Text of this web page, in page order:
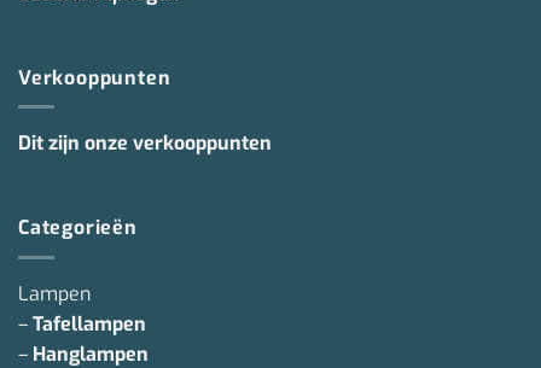
Verkooppunten
Dit zijn onze verkooppunten
Categorieën
Lampen
–Tafellampen
– Hanglampen